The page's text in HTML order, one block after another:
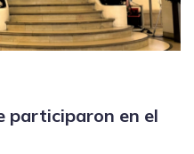
participaron en el